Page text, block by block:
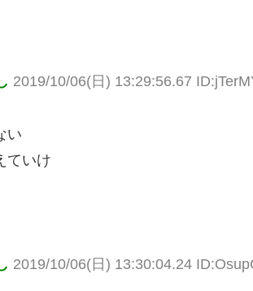
2019/10/06(日) 13:29:56.67
い
ていけ
2019/10/06(日) 13:30:04.24